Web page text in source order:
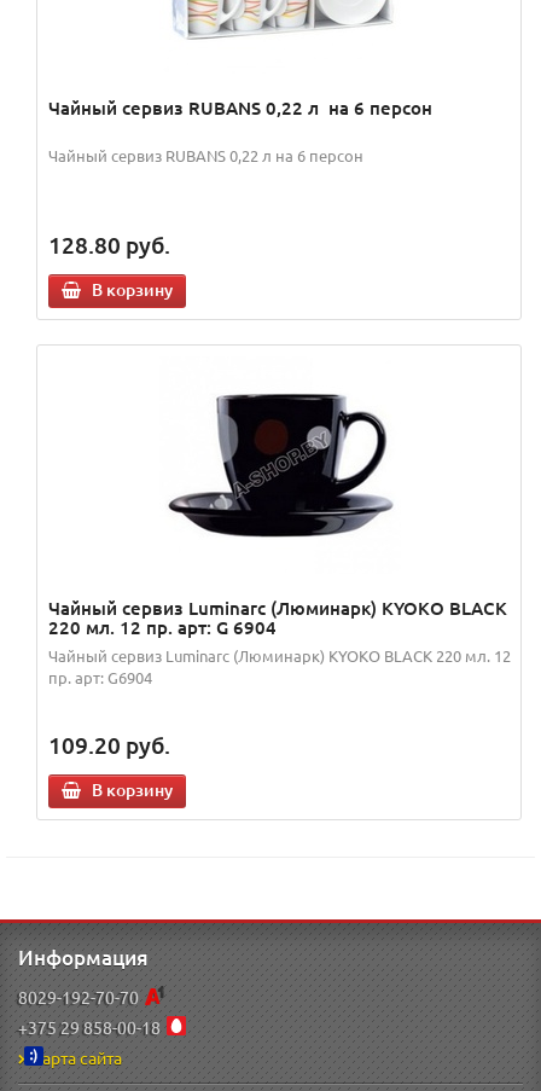
Чайный сервиз RUBANS 0,22 л на 6 персон
Чайный сервиз RUBANS 0,22 л на 6 персон
128.80 руб.
В корзину
Чайный сервиз Luminarc (Люминарк) KYOKO BLACK
220 мл. 12 пр. арт: G 6904
Чайный сервиз Luminarc (Люминарк) KYOKO BLACK 220 мл. 12
пр. арт: G6904
109.20 руб.
В корзину
Информация
8029-192-70-70
+375 29 858-00-18
Карта сайта